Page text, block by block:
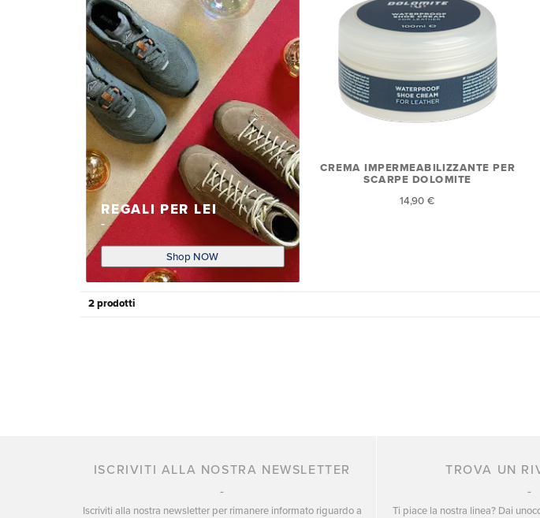
REGALI PER LEI
Shop NOW
CREMA IMPERMEABILIZZANTE PER
SCARPE DOLOMITE
14,90 €
2 prodotti
ISCRIVITI ALLA NOSTRA NEWSLETTER
Iscriviti alla nostra newsletter per rimanere informato riguardo a
TROVA UN
Ti piace la nostra linea? Dai